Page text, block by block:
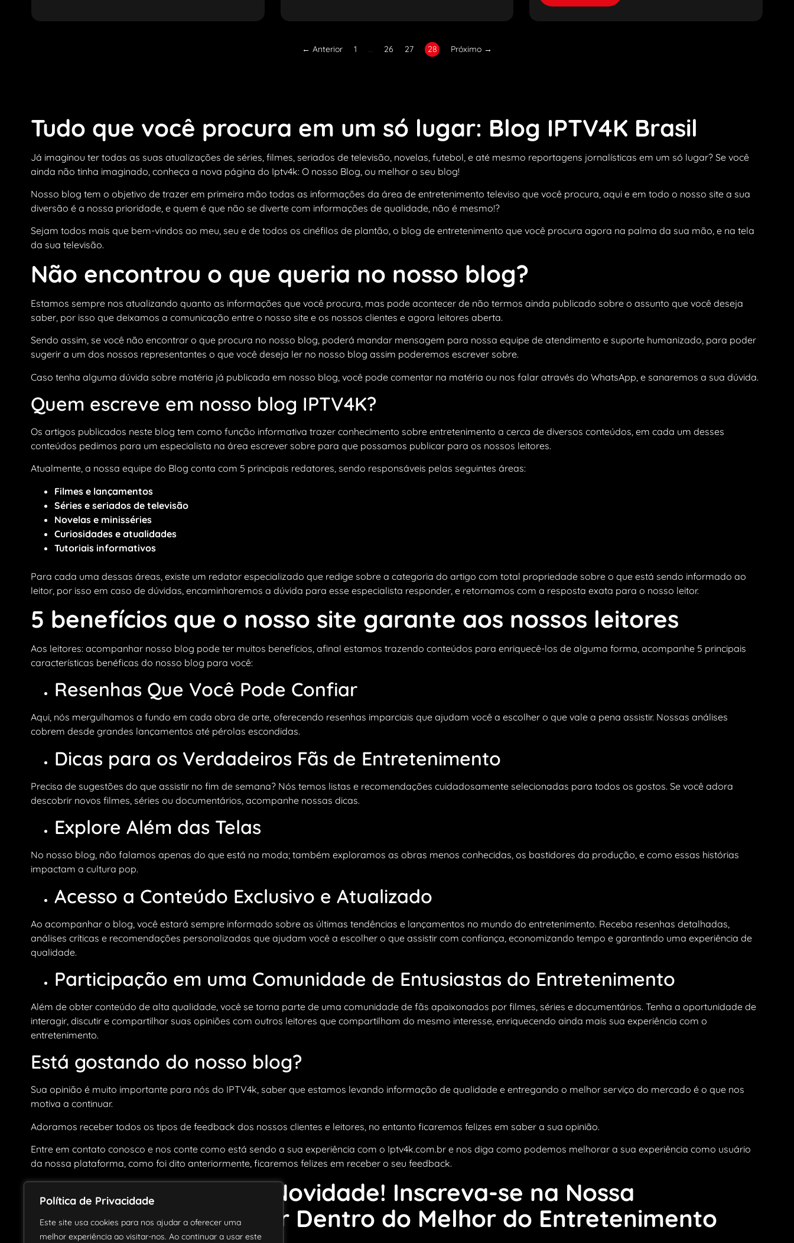
Política de Privacidade
Este site usa cookies para nos ajudar a oferecer uma
melhor experiência ao visitar-nos. Ao continuar a usar este
← Anterior 1 26 27 28 Próximo →
Tudo que você procura em um só lugar: Blog IPTV4K Brasil
Já imaginou ter todas as suas atualizações de séries, filmes, seriados de televisão, novelas, futebol, e até mesmo reportagens jornalísticas em um só lugar? Se você
ainda não tinha imaginado, conheça a nova página do Iptv4k: O nosso Blog, ou melhor o seu blog!
Nosso blog tem o objetivo de trazer em primeira mão todas as informações da área de entretenimento televiso que você procura, aqui e em todo o nosso site a sua
diversão é a nossa prioridade, e quem é que não se diverte com informações de qualidade, não é mesmo!?
Sejam todos mais que bem-vindos ao meu, seu e de todos os cinéfilos de plantão, o blog de entretenimento que você procura agora na palma da sua mão, e na tela
da sua televisão.
Não encontrou o que queria no nosso blog?
Estamos sempre nos atualizando quanto as informações que você procura, mas pode acontecer de não termos ainda publicado sobre o assunto que você deseja
saber, por isso que deixamos a comunicação entre o nosso site e os nossos clientes e agora leitores aberta.
Sendo assim, se você não encontrar o que procura no nosso blog, poderá mandar mensagem para nossa equipe de atendimento e suporte humanizado, para poder
sugerir a um dos nossos representantes o que você deseja ler no nosso blog assim poderemos escrever sobre.
Caso tenha alguma dúvida sobre matéria já publicada em nosso blog, você pode comentar na matéria ou nos falar através do WhatsApp, e sanaremos a sua dúvida.
Quem escreve em nosso blog IPTV4K?
Os artigos publicados neste blog tem como função informativa trazer conhecimento sobre entretenimento a cerca de diversos conteúdos, em cada um desses
conteúdos pedimos para um especialista na área escrever sobre para que possamos publicar para os nossos leitores.
Atualmente, a nossa equipe do Blog conta com 5 principais redatores, sendo responsáveis pelas seguintes áreas:
Filmes e lançamentos
Séries e seriados de televisão
Novelas e minisséries
Curiosidades e atualidades
Tutoriais informativos
Para cada uma dessas áreas, existe um redator especializado que redige sobre a categoria do artigo com total propriedade sobre o que está sendo informado ao
leitor, por isso em caso de dúvidas, encaminharemos a dúvida para esse especialista responder, e retornamos com a resposta exata para o nosso leitor.
5 benefícios que o nosso site garante aos nossos leitores
Aos leitores: acompanhar nosso blog pode ter muitos benefícios, afinal estamos trazendo conteúdos para enriquecê-los de alguma forma, acompanhe 5 principais
características benéficas do nosso blog para você:
Resenhas Que Você Pode Confiar
Aqui, nós mergulhamos a fundo em cada obra de arte, oferecendo resenhas imparciais que ajudam você a escolher o que vale a pena assistir. Nossas análises
cobrem desde grandes lançamentos até pérolas escondidas.
Dicas para os Verdadeiros Fãs de Entretenimento
Precisa de sugestões do que assistir no fim de semana? Nós temos listas e recomendações cuidadosamente selecionadas para todos os gostos. Se você adora
descobrir novos filmes, séries ou documentários, acompanhe nossas dicas.
Explore Além das Telas
No nosso blog, não falamos apenas do que está na moda; também exploramos as obras menos conhecidas, os bastidores da produção, e como essas histórias
impactam a cultura pop.
Acesso a Conteúdo Exclusivo e Atualizado
Ao acompanhar o blog, você estará sempre informado sobre as últimas tendências e lançamentos no mundo do entretenimento. Receba resenhas detalhadas,
análises críticas e recomendações personalizadas que ajudam você a escolher o que assistir com confiança, economizando tempo e garantindo uma experiência de
qualidade.
Participação em uma Comunidade de Entusiastas do Entretenimento
Além de obter conteúdo de alta qualidade, você se torna parte de uma comunidade de fãs apaixonados por filmes, séries e documentários. Tenha a oportunidade de
interagir, discutir e compartilhar suas opiniões com outros leitores que compartilham do mesmo interesse, enriquecendo ainda mais sua experiência com o
entretenimento.
Está gostando do nosso blog?
Sua opinião é muito importante para nós do IPTV4k, saber que estamos levando informação de qualidade e entregando o melhor serviço do mercado é o que nos
motiva a continuar.
Adoramos receber todos os tipos de feedback dos nossos clientes e leitores, no entanto ficaremos felizes em saber a sua opinião.
Entre em contato conosco e nos conte como está sendo a sua experiência com o Iptv4k.com.br e nos diga como podemos melhorar a sua experiência como usuário
da nossa plataforma, como foi dito anteriormente, ficaremos felizes em receber o seu feedback.
Não Perca Nenhuma Novidade! Inscreva-se na Nossa
Newsletter e Fique por Dentro do Melhor do Entretenimento